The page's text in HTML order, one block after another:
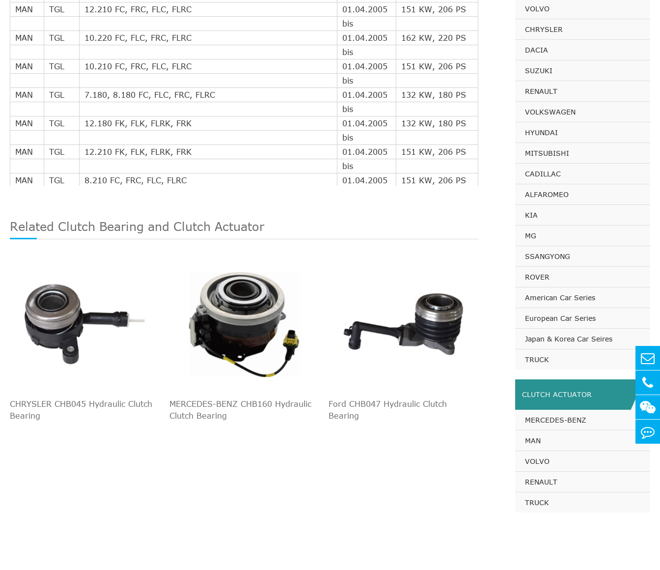
MAN
TGL 12.210 FC, FRC, FLC, FLRC 01.04.2005
151 KW, 206 PS
bis
MAN
TGL 10.220 FC, FLC, FRC, FLRC 01.04.2005
162 KW, 220 PS
bis
MAN
TGL 10.210 FC, FRC, FLC, FLRC 01.04.2005
151 KW, 206 PS
bis
MAN
TGL 7.180, 8.180 FC, FLC, FRC, FLRC 01.04.2005
132 KW, 180 PS
bis
MAN
TGL 12.180 FK, FLK, FLRK, FRK 01.04.2005
132 KW, 180 PS
bis
MAN
TGL 12.210 FK, FLK, FLRK, FRK 01.04.2005
151 KW, 206 PS
bis
MAN
TGL 8.210 FC, FRC, FLC, FLRC 01.04.2005
151 KW, 206 PS
MAN
TGL 7.250 FC, FLC, FRC, FLRC 01.04.2005
184 KW, 250 PS
MAN
TGL
162 KW, 220 PS
MAN
TGL 8.180 FK, FK-L, FLK, FLK-L, FLRK, FLRK-L, FRK, FRK-L 01.04.2005
132 KW, 180 PS
bis
TGL 01.04.2005
132 KW, 180 PS
MAN
TGL 10.220 FK, FLK, FLRK, FRK 01.04.2005
162 KW, 220 PS
Related Clutch Bearing and Clutch Actuator
CHRYSLER CHB045 Hydraulic Clutch
Bearing
MERCEDES-BENZ CHB160 Hydraulic
Clutch Bearing
Ford CHB047 Hydraulic Clutch
Bearing
VOLVO
CHRYSLER
DACIA
SUZUKI
RENAULT
VOLKSWAGEN
HYUNDAI
MITSUBISHI
CADILLAC
ALFAROMEO
KIA
MG
SSANGYONG
ROVER
American Car Series
European Car Series
Japan & Korea Car Seires
TRUCK
CLUTCH ACTUATOR
MERCEDES-BENZ
MAN
VOLVO
RENAULT
TRUCK